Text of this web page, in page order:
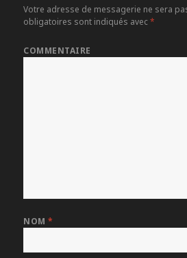
Votre adresse de messagerie ne sera
obligatoires sont indiqués avec*
COMMENTAIRE
NOM*